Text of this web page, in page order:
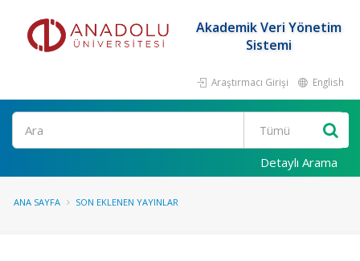
Akademik Veri Yönetim
Sistemi
Araştırmacı Girişi English
Ara
Detaylı Arama
ANA SAYFA SON EKLENEN YAYINLAR